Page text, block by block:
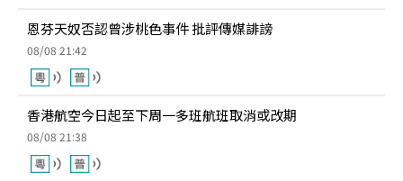
恩芬天奴否認曾涉桃色事件 批評傳媒誹謗
08/08 21:42
香港航空今日起至下周一多班航班取消或改期
08/08 21:38